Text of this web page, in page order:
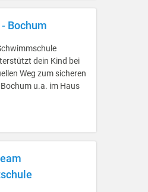
Bochum
dein Kind bei
Weg zum sicheren
u.a. im Haus